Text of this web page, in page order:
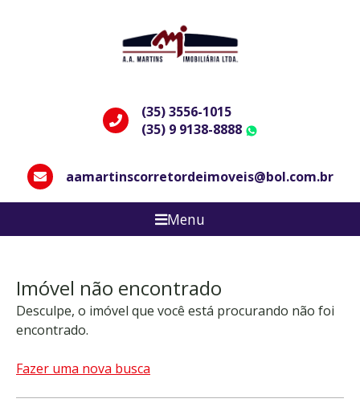
(35) 3556-1015
(35) 9 9138-8888
aamartinscorretordeimoveis@bol.com.br
Menu
Imóvel não encontrado
Desculpe, o imóvel que você está procurando não foi
encontrado.
Fazer uma nova busca